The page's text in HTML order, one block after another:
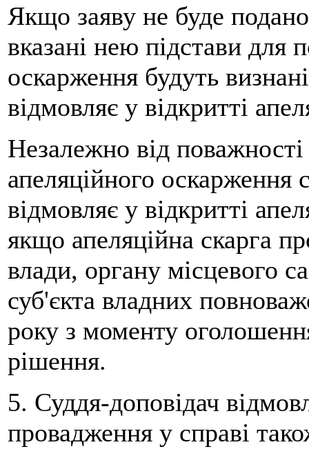
Якщо заяву не буде
вказані нею підстави для
оскарження будуть
відмовляє у відкритті
Незалежно від
апеляційного оскарження
відмовляє у відкритті
якщо апеляційна скарга
влади, органу місцевого
суб'єкта владних
року з моменту
рішення.
5. Суддя-доповідач
провадження у справі